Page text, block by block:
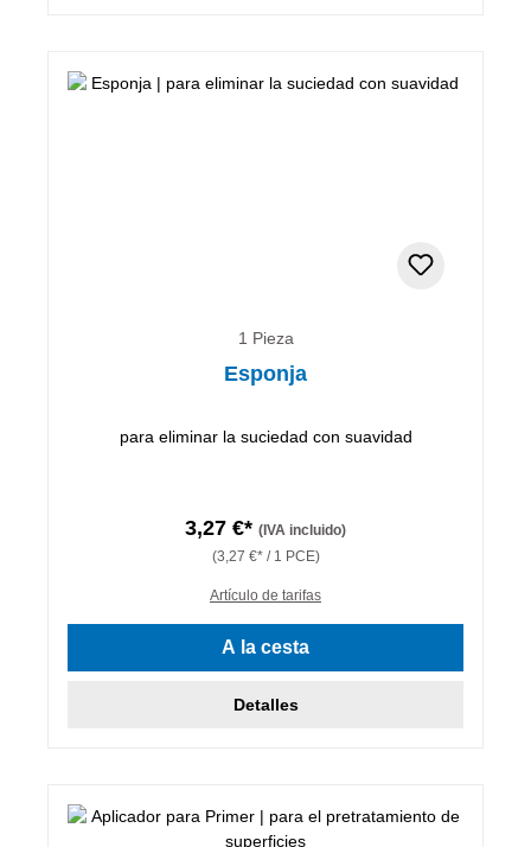
1 Pieza
Esponja
para eliminar la suciedad con suavidad
3,27 €* (IVA incluido)
(3,27 €* / 1 PCE)
Artículo de tarifas
A la cesta
Detalles